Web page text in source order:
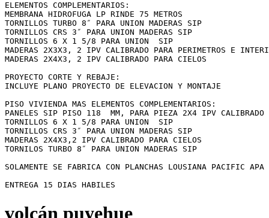
ELEMENTOS COMPLEMENTARIOS:
MEMBRANA HIDROFUGA LP RINDE 75 METROS
TORNILLOS TURBO 8″ PARA UNION MADERAS SIP
TORNILLOS CRS 3″ PARA UNION MADERAS SIP
TORNILLOS 6 X 1 5/8 PARA UNION  SIP
MADERAS 2X3X3, 2 IPV CALIBRADO PARA PERIMETROS E
MADERAS 2X4X3, 2 IPV CALIBRADO PARA CIELOS
PROYECTO CORTE Y REBAJE:
INCLUYE PLANO PROYECTO DE ELEVACION Y MONTAJE
PISO VIVIENDA MAS ELEMENTOS COMPLEMENTARIOS:
PANELES SIP PISO 118  MM, PARA PIEZA 2X4 IPV CALIBRADO
TORNILLOS 6 X 1 5/8 PARA UNION  SIP
TORNILLOS CRS 3″ PARA UNION MADERAS SIP
MADERAS 2X4X3,2 IPV CALIBRADO PARA CIELOS
TORNILOS TURBO 8″ PARA UNION MADERAS SIP
SOLAMENTE SE FABRICA CON PLANCHAS LOUSIANA PACIFIC APA
ENTREGA 15 DIAS HABILES
volcán puyehue